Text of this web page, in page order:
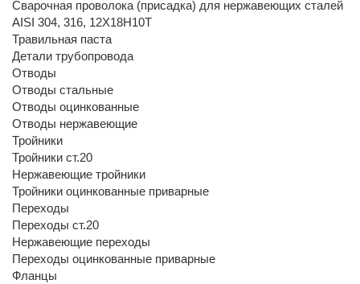
Сварочная проволока (присадка) для нержавеющих сталей
AISI 304, 316, 12Х18Н10Т
Травильная паста
Детали трубопровода
Отводы
Отводы стальные
Отводы оцинкованные
Отводы нержавеющие
Тройники
Тройники ст.20
Нержавеющие тройники
Тройники оцинкованные приварные
Переходы
Переходы ст.20
Нержавеющие переходы
Переходы оцинкованные приварные
Фланцы